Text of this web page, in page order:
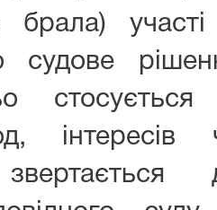
судове
стосується
інтересів
звертається